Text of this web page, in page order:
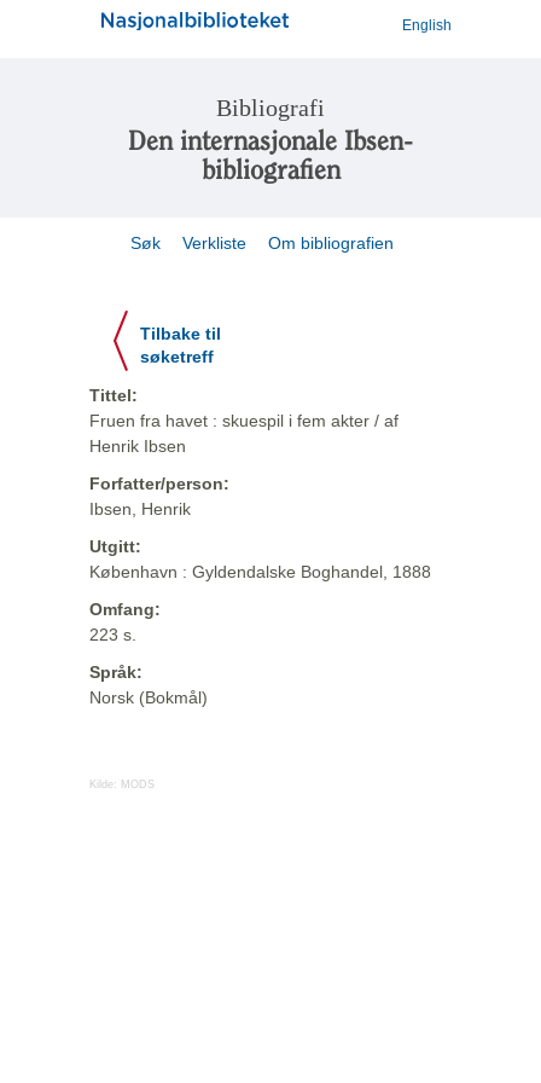
English
Bibliografi
Den internasjonale Ibsen-
bibliografien
Søk Verkliste Om bibliografien
Tilbake til
søketreff
Tittel:
Fruen fra havet : skuespil i fem akter / af
Henrik Ibsen
Forfatter/person:
Ibsen, Henrik
Utgitt:
København : Gyldendalske Boghandel, 1888
Omfang:
223 s.
Språk:
Norsk (Bokmål)
Kilde: MODS